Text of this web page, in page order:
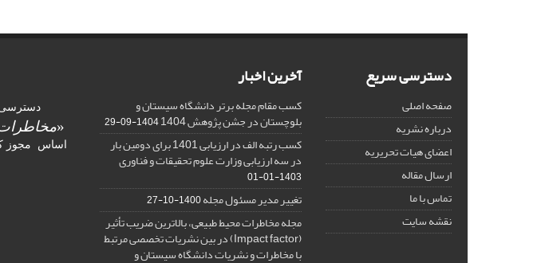
دسترسی سریع
صفحه اصلی
درباره نشریه
اعضای هیات تحریریه
ارسال مقاله
تماس با ما
نقشه سایت
آخرین اخبار
کسب مقام مجله برتر دانشگاه سیستان و
بلوچستان در جشن پژوهش 1404 1404-09-29
کسب رتبه الف در ارزیابی 1401 برای دومین بار
در سه ارزیابی وزارت علوم تحقیقات و فناوری
1403-01-01
تغییر مدیر مسئول مجله1400-10-27
مجله مخاطرات محیط طبیعی، بالاترین ضریب تأثیر
(Impact factor) در بین نشریات تخصصی مرتبط
با مخاطرات و نشریات دانشگاه سیستان و
دسترسی
«
اساس مجوز